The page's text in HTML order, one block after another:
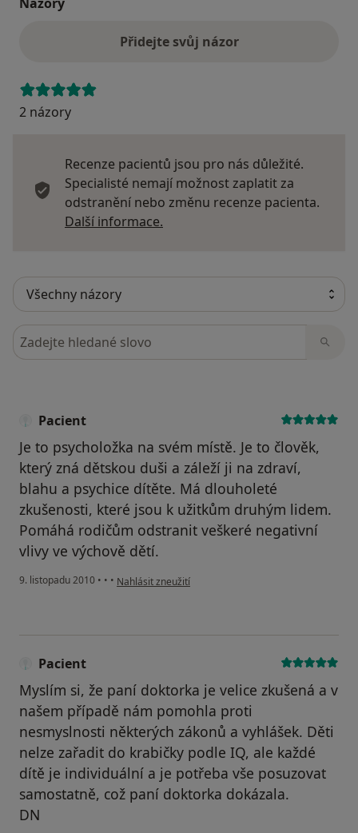
Názory
Přidejte svůj názor
2 názory
Recenze pacientů jsou pro nás důležité.
Specialisté nemají možnost zaplatit za
odstranění nebo změnu recenze pacienta.
Další informace.
Hledejte v názorech
Pacient
Je to psycholožka na svém místě. Je to člověk,
který zná dětskou duši a záleží ji na zdraví,
blahu a psychice dítěte. Má dlouholeté
zkušenosti, které jsou k užitkům druhým lidem.
Pomáhá rodičům odstranit veškeré negativní
vlivy ve výchově dětí.
9. listopadu 2010 • • • podle názoru uživatele Pacient
Nahlásit zneužití
Pacient
Myslím si, že paní doktorka je velice zkušená a v
našem případě nám pomohla proti
nesmyslnosti některých zákonů a vyhlášek. Děti
nelze zařadit do krabičky podle IQ, ale každé
dítě je individuální a je potřeba vše posuzovat
samostatně, což paní doktorka dokázala.
DN